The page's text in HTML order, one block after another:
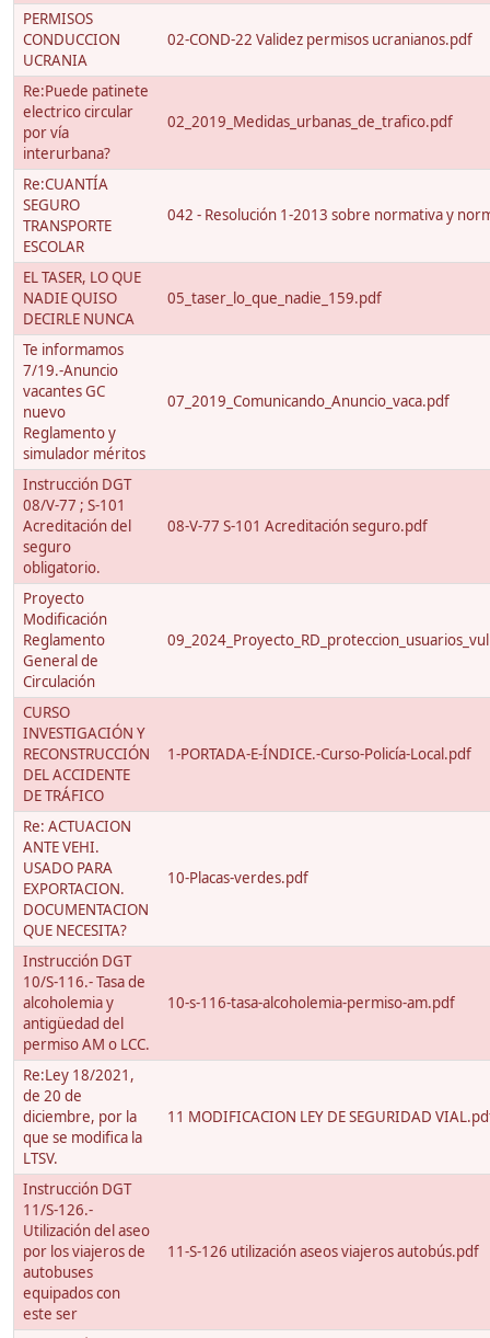
PERMISOS
CONDUCCION
UCRANIA
02-COND-22 Validez permisos ucranianos.pdf
Re:Puede patinete
electrico circular
por vía
interurbana?
02_2019_Medidas_urbanas_de_trafico.pdf
Re:CUANTÍA
SEGURO
TRANSPORTE
ESCOLAR
042 - Resolución 1-2013 sobre normativa y
EL TASER, LO QUE
NADIE QUISO
DECIRLE NUNCA
05_taser_lo_que_nadie_159.pdf
Te informamos
7/19.-Anuncio
vacantes GC
nuevo
Reglamento y
simulador méritos
07_2019_Comunicando_Anuncio_vaca.pdf
Instrucción DGT
08/V-77 ; S-101
Acreditación del
seguro
obligatorio.
08-V-77 S-101 Acreditación seguro.pdf
Proyecto
Modificación
Reglamento
General de
Circulación
CURSO
INVESTIGACIÓN Y
RECONSTRUCCIÓN
DEL ACCIDENTE
DE TRÁFICO
1-PORTADA-E-ÍNDICE.-Curso-Policía-Local.pdf
Re: ACTUACION
ANTE VEHI.
USADO PARA
EXPORTACION.
DOCUMENTACION
QUE NECESITA?
10-Placas-verdes.pdf
Instrucción DGT
10/S-116.- Tasa de
alcoholemia y
antigüedad del
permiso AM o LCC.
10-s-116-tasa-alcoholemia-permiso-am.pdf
Re:Ley 18/2021,
de 20 de
diciembre, por la
que se modifica la
LTSV.
11 MODIFICACION LEY DE SEGURIDAD
Instrucción DGT
11/S-126.-
Utilización del aseo
por los viajeros de
autobuses
equipados con
este ser
11-S-126 utilización aseos viajeros autobús.pdf